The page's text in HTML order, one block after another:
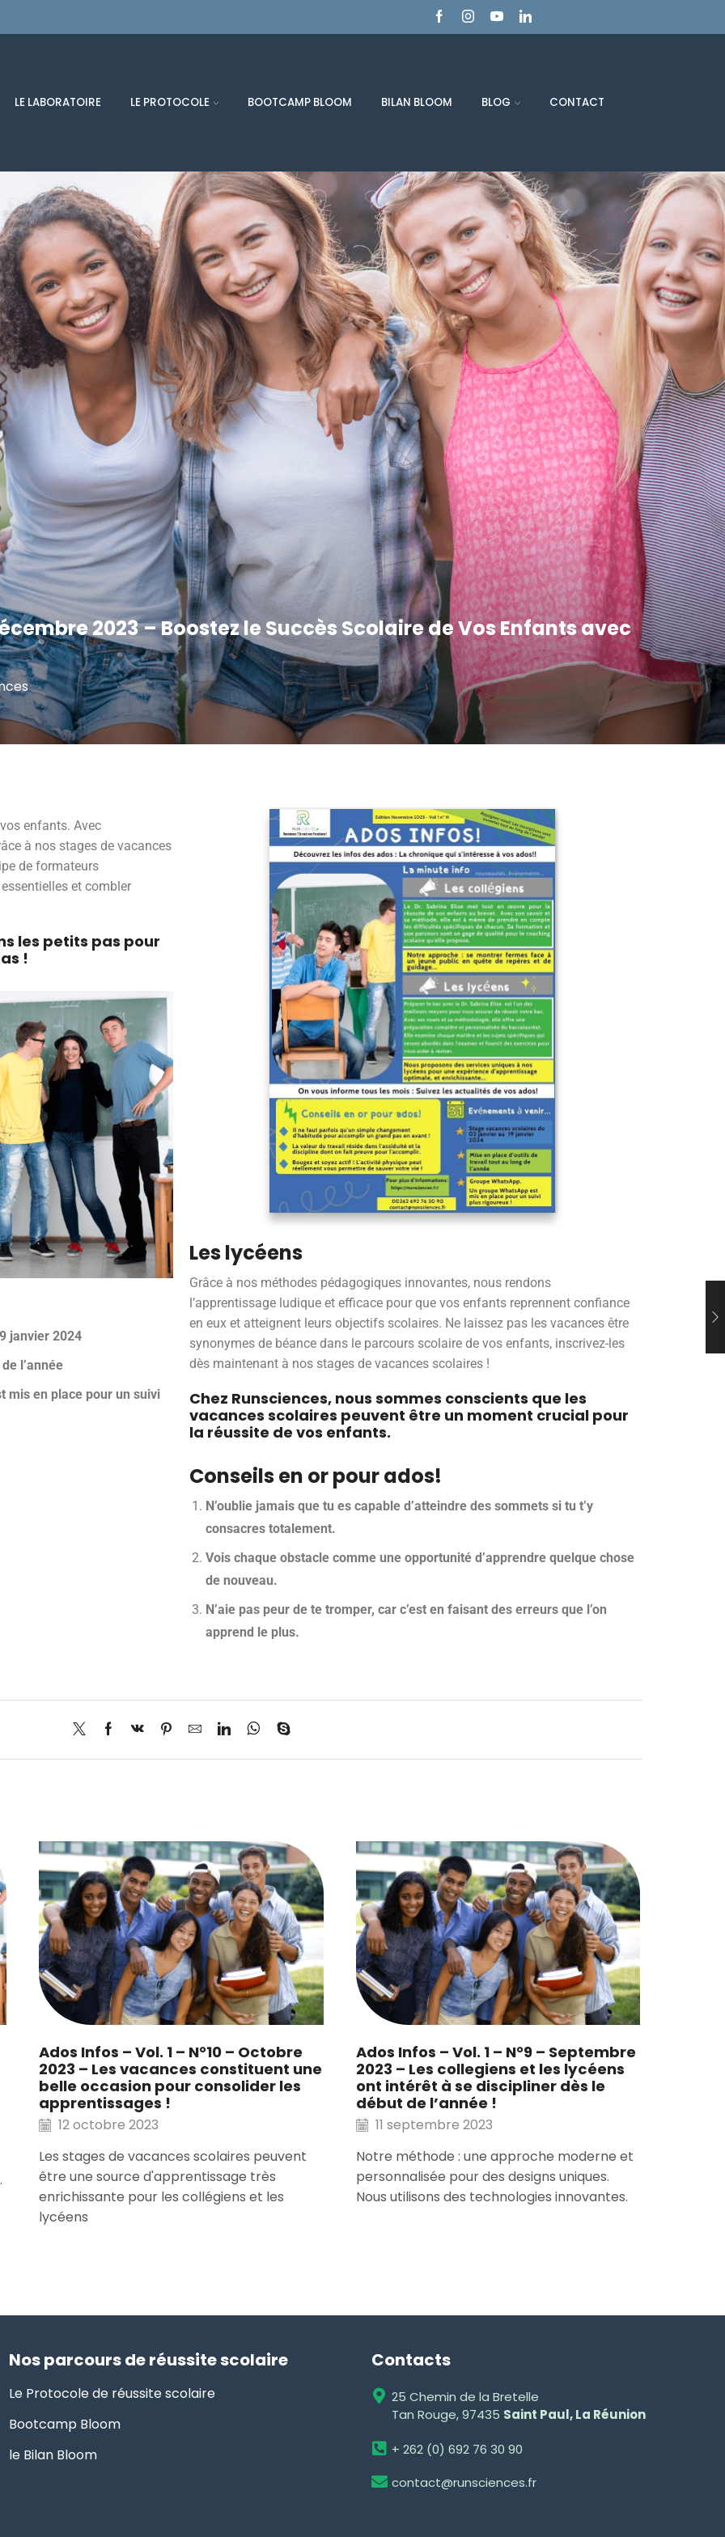
LE LABORATOIRE LE PROTOCOLE BOOTCAMP BLOOM BILAN BLOOM BLOG CONTACT
2023 – Boostez le Succès Scolaire de Vos Enfants avec
enfants. Avec
à nos stages de vacances
de formateurs
et combler
les petits pas pour
!
janvier 2024
l’année
mis en place pour un suivi
Les lycéens
Grâce à nos méthodes pédagogiques innovantes, nous rendons
l’apprentissage ludique et efficace pour que vos enfants reprennent confiance
en eux et atteignent leurs objectifs scolaires. Ne laissez pas les vacances être
synonymes de béance dans le parcours scolaire de vos enfants, inscrivez-les
dès maintenant à nos stages de vacances scolaires !
Chez Runsciences, nous sommes conscients que les
vacances scolaires peuvent être un moment crucial pour
la réussite de vos enfants.
Conseils en or pour ados!
N’oublie jamais que tu es capable d’atteindre des sommets si tu t’y
consacres totalement.
Vois chaque obstacle comme une opportunité d’apprendre quelque chose
de nouveau.
N’aie pas peur de te tromper, car c’est en faisant des erreurs que l’on
apprend le plus.
Ados Infos – Vol. 1 – N°10 – Octobre
2023 – Les vacances constituent une
belle occasion pour consolider les
apprentissages !
12 octobre 2023
Les stages de vacances scolaires peuvent
être une source d'apprentissage très
enrichissante pour les collégiens et les
lycéens
Ados Infos – Vol. 1 – N°9 – Septembre
2023 – Les collegiens et les lycéens
ont intérêt à se discipliner dès le
début de l’année !
11 septembre 2023
Notre méthode : une approche moderne et
personnalisée pour des designs uniques.
Nous utilisons des technologies innovantes.
Nos parcours de réussite scolaire
Le Protocole de réussite scolaire
Bootcamp Bloom
le Bilan Bloom
Contacts
25 Chemin de la Bretelle
Tan Rouge, 97435 Saint Paul, La Réunion
+ 262 (0) 692 76 30 90
contact@runsciences.fr